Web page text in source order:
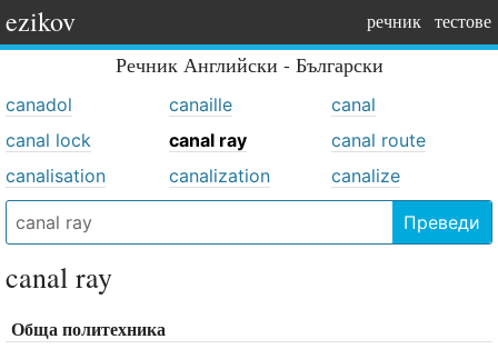
ezikov речник тестове
Речник Английски - Български
canadol canaille
canal
canal lock
canal ray
canal route
canalisation
canalization canalize
Преведи
canal ray
Обща политехника